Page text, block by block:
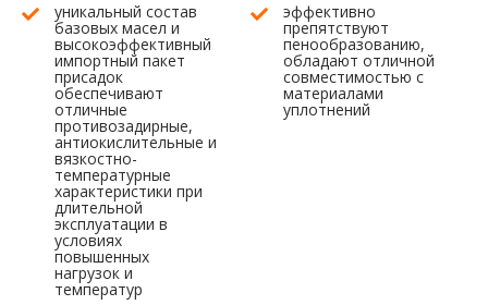
уникальный состав
базовых масел и
высокоэффективный
импортный пакет
присадок
обеспечивают
отличные
противозадирные,
антиокислительные и
вязкостно-
температурные
характеристики при
длительной
эксплуатации в
условиях
повышенных
нагрузок и
температур
эффективно
препятствуют
пенообразованию,
обладают отличной
совместимостью с
материалами
уплотнений